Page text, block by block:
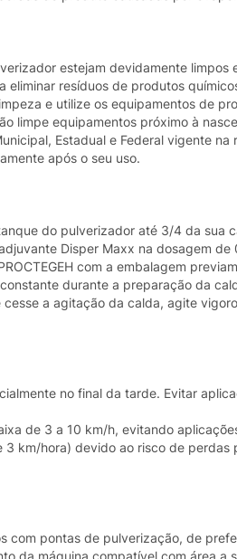
estejam devidamente limpos
resíduos de produtos
e utilize os equipamentos de
limpe equipamentos próximo à
Estadual e Federal vigente na
após o seu uso.
do pulverizador até 3/4 da sua
Disper Maxx na dosagem
com a embalagem
durante a preparação da
a agitação da calda, agite
no final da tarde. Evitar
de 3 a 10 km/h, evitando
km/hora) devido ao risco de perdas
com pontas de pulverização, de
da máquina compatível com área a